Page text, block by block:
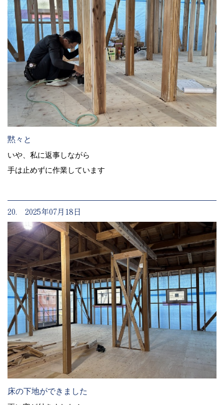
黙々と
いや、私に返事しながら
手は止めずに作業しています
20. 2025年07月18日
床の下地ができました